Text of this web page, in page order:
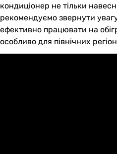
кондиціонер не тільки
рекомендуємо звернути
ефективно працювати на
особливо для північних